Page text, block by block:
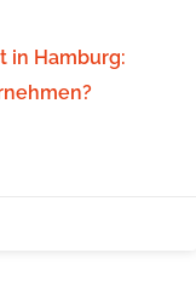
in Hamburg: